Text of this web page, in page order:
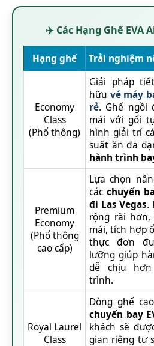
✈️ Các Hạng Ghế EVA
Hạng ghế Trải nghiệm
Economy
Class
(Phổ thông)
Giải pháp
hữu vé máy
rẻ. Ghế ngồi
mái với gối
hình giải trí
suất ăn đa
hành trình
Premium
Economy
(Phổ thông
cao cấp)
Lựa chọn
các chuyến
đi Las Vegas.
rộng rãi
mái, tích hợp
thực đơn
lưỡng giúp
dễ chịu
trình.
Royal Laurel
Class
Dòng ghế
chuyến bay
khách sẽ
gian riêng tư